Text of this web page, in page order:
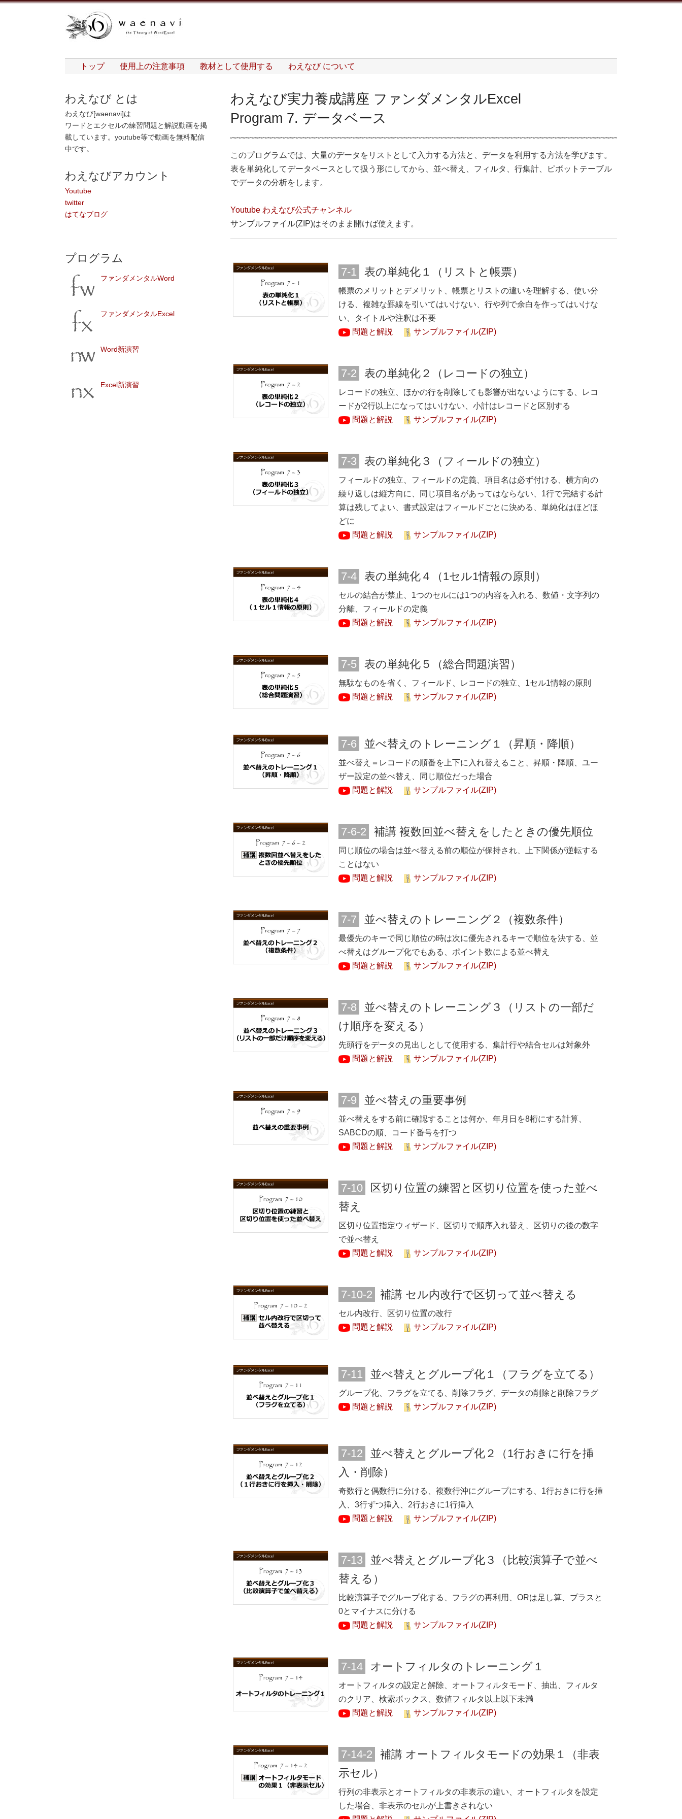
トップ 使用上の注意事項 教材として使用する わえなび について
わえなび とは
わえなび[waenavi]は
ワードとエクセルの練習問題と解説動画を掲
載しています。youtube等で動画を無料配信
中です。
わえなびアカウント
Youtube
twitter
はてなブログ
プログラム
ファンダメンタルWord
ファンダメンタルExcel
Word新演習
Excel新演習
わえなび実力養成講座 ファンダメンタルExcel
Program 7. データベース
このプログラムでは、大量のデータをリストとして入力する方法と、データを利用する方法を学びます。
表を単純化してデータベースとして扱う形にしてから、並べ替え、フィルタ、行集計、ピボットテーブル
でデータの分析をします。
Youtube わえなび公式チャンネル
サンプルファイル(ZIP)はそのまま開けば使えます。
7-1 表の単純化１（リストと帳票）
帳票のメリットとデメリット、帳票とリストの違いを理解する、使い分
ける、複雑な罫線を引いてはいけない、行や列で余白を作ってはいけな
い、タイトルや注釈は不要
問題と解説
サンプルファイル(ZIP)
7-2 表の単純化２（レコードの独立）
レコードの独立、ほかの行を削除しても影響が出ないようにする、レコ
ードが2行以上になってはいけない、小計はレコードと区別する
問題と解説
サンプルファイル(ZIP)
7-3 表の単純化３（フィールドの独立）
フィールドの独立、フィールドの定義、項目名は必ず付ける、横方向の
繰り返しは縦方向に、同じ項目名があってはならない、1行で完結する計
算は残してよい、書式設定はフィールドごとに決める、単純化はほどほ
どに
問題と解説
サンプルファイル(ZIP)
7-4 表の単純化４（1セル1情報の原則）
セルの結合が禁止、1つのセルには1つの内容を入れる、数値・文字列の
分離、フィールドの定義
問題と解説
サンプルファイル(ZIP)
7-5 表の単純化５（総合問題演習）
無駄なものを省く、フィールド、レコードの独立、1セル1情報の原則
問題と解説
サンプルファイル(ZIP)
7-6 並べ替えのトレーニング１（昇順・降順）
並べ替え＝レコードの順番を上下に入れ替えること、昇順・降順、ユー
ザー設定の並べ替え、同じ順位だった場合
問題と解説
サンプルファイル(ZIP)
7-6-2 補講 複数回並べ替えをしたときの優先順位
同じ順位の場合は並べ替える前の順位が保持され、上下関係が逆転する
ことはない
問題と解説
サンプルファイル(ZIP)
7-7 並べ替えのトレーニング２（複数条件）
最優先のキーで同じ順位の時は次に優先されるキーで順位を決する、並
べ替えはグループ化でもある、ポイント数による並べ替え
問題と解説
サンプルファイル(ZIP)
7-8
並べ替えのトレーニング３（リストの一部だ
け順序を変える）
先頭行をデータの見出しとして使用する、集計行や結合セルは対象外
問題と解説
サンプルファイル(ZIP)
7-9 並べ替えの重要事例
並べ替えをする前に確認することは何か、年月日を8桁にする計算、
SABCDの順、コード番号を打つ
問題と解説
サンプルファイル(ZIP)
7-10
区切り位置の練習と区切り位置を使った並べ
替え
区切り位置指定ウィザード、区切りで順序入れ替え、区切りの後の数字
で並べ替え
問題と解説
サンプルファイル(ZIP)
7-10-2 補講 セル内改行で区切って並べ替える
セル内改行、区切り位置の改行
問題と解説
サンプルファイル(ZIP)
7-11 並べ替えとグループ化１（フラグを立てる）
グループ化、フラグを立てる、削除フラグ、データの削除と削除フラグ
問題と解説
サンプルファイル(ZIP)
7-12
並べ替えとグループ化２（1行おきに行を挿
入・削除）
奇数行と偶数行に分ける、複数行沖にグループにする、1行おきに行を挿
入、3行ずつ挿入、2行おきに1行挿入
問題と解説
サンプルファイル(ZIP)
7-13
並べ替えとグループ化３（比較演算子で並べ
替える）
比較演算子でグループ化する、フラグの再利用、ORは足し算、プラスと
0とマイナスに分ける
問題と解説
サンプルファイル(ZIP)
7-14 オートフィルタのトレーニング１
オートフィルタの設定と解除、オートフィルタモード、抽出、フィルタ
のクリア、検索ボックス、数値フィルタ以上以下未満
問題と解説
サンプルファイル(ZIP)
7-14-2
補講 オートフィルタモードの効果１（非表
示セル）
行列の非表示とオートフィルタの非表示の違い、オートフィルタを設定
した場合、非表示のセルが上書きされない